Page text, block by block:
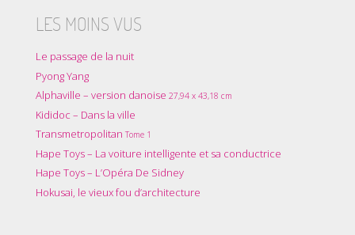
LES MOINS VUS
Le passage de la nuit
Pyong Yang
Alphaville – version danoise 27,94 x 43,18 cm
Kididoc – Dans la ville
Transmetropolitan Tome 1
Hape Toys – La voiture intelligente et sa conductrice
Hape Toys – L’Opéra De Sidney
Hokusai, le vieux fou d’architecture